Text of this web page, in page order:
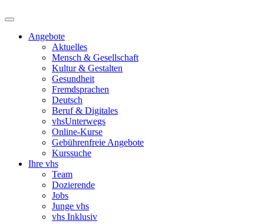
Angebote
Aktuelles
Mensch & Gesellschaft
Kultur & Gestalten
Gesundheit
Fremdsprachen
Deutsch
Beruf & Digitales
vhsUnterwegs
Online-Kurse
Gebührenfreie Angebote
Kurssuche
Ihre vhs
Team
Dozierende
Jobs
Junge vhs
vhs Inklusiv